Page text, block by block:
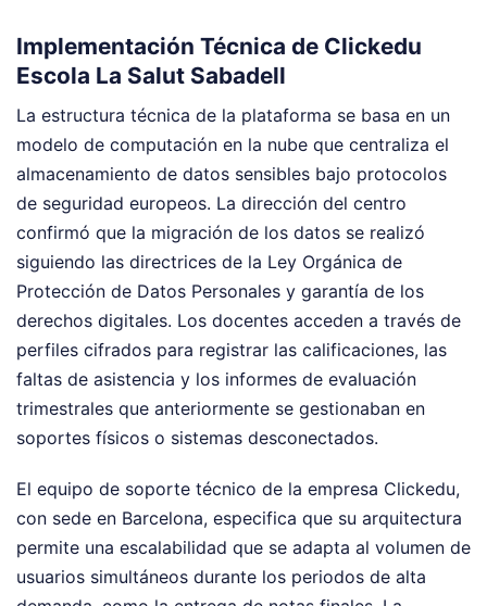
Implementación Técnica de Clickedu
Escola La Salut Sabadell
La estructura técnica de la plataforma se basa en un
modelo de computación en la nube que centraliza el
almacenamiento de datos sensibles bajo protocolos
de seguridad europeos. La dirección del centro
confirmó que la migración de los datos se realizó
siguiendo las directrices de la Ley Orgánica de
Protección de Datos Personales y garantía de los
derechos digitales. Los docentes acceden a través de
perfiles cifrados para registrar las calificaciones, las
faltas de asistencia y los informes de evaluación
trimestrales que anteriormente se gestionaban en
soportes físicos o sistemas desconectados.
El equipo de soporte técnico de la empresa Clickedu,
con sede en Barcelona, especifica que su arquitectura
permite una escalabilidad que se adapta al volumen de
usuarios simultáneos durante los periodos de alta